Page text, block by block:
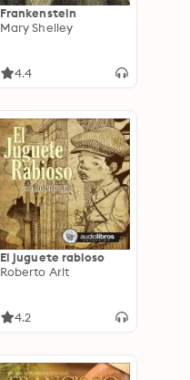
Frankenstein
Mary Shelley
4.4
El juguete rabioso
Roberto Arlt
4.2